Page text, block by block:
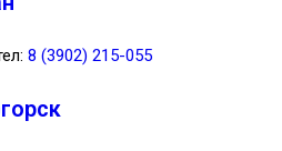
8 (3902) 215-055